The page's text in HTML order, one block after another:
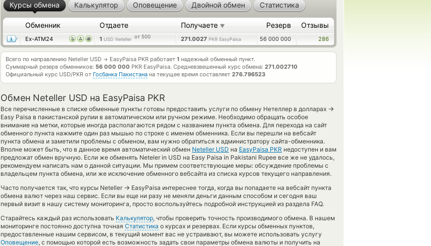
Курсы обмена Калькулятор Оповещение Двойной обмен Статистика
Обменник Отдаете Получаете ▼ Резерв Отзывы
Ex-ATM24 1 USD Neteller от 500 271.0027 PKR EasyPaisa 56 000 000 286
Всего по направлению Neteller USD → EasyPaisa PKR работает 1 надежный обменный пункт.
Суммарный резерв обменников: 56 000 000 PKR EasyPaisa. Средневзвешенный курс обмена: 271.002710
Официальный курс USD/PKR от Госбанка Пакистана на текущее время составляет 276.796523
Обмен Neteller USD на EasyPaisa PKR
Все перечисленные в списке обменные пункты готовы предоставить услуги по обмену Нетеллер в долларах →
Easy Paisa в пакистанской рупии в автоматическом или ручном режиме. Необходимо обращать особое
внимание на метки, которые иногда располагаются рядом с названием пункта обмена. Для перехода на сайт
обменного пункта нажмите один раз мышью по строке с именем обменника. Если вы перешли на вебсайт
пункта обмена и заметили проблемы с обменом, вам нужно обратиться к администратору сайта-обменника.
Вполне может быть, что в данное время автоматический обмен Neteller USD на EasyPaisa PKR недоступен и вам
предложат обмен вручную. Если же обменять Neteler in USD на Easy Paisa in Pakistani Rupee все же не удалось,
рекомендуем написать нам о данной ситуации. Мы примем соответствующие меры: обсуждение проблемы с
владельцем пункта обмена, или же исключение обменного вебсайта из списка курсов текущего направления.
Часто получается так, что курсы Neteller → EasyPaisa интереснее тогда, когда вы попадаете на вебсайт пункта
обмена валют через наш сервис. Если вы еще ни разу не меняли деньги данным способом и сегодня ваш
первый визит в нашу систему мониторинга, просто воспользуйтесь подробной инструкцией из раздела FAQ.
Старайтесь каждый раз использовать Калькулятор, чтобы проверить точность производимого обмена. В нашем
мониторинге постоянно доступна точная Статистика о курсах и резервах. Если курсы обменных пунктов,
предоставленные нашим сервисом, в текущий момент вас не устраивают, вы можете использовать услугу
Оповещение, с помощью которой есть возможность задать свои параметры обмена валюты и получить на